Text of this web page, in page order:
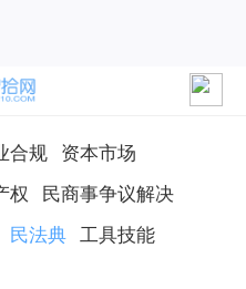
合规 资本市场
权 民商事争议解决
民法典 工具技能